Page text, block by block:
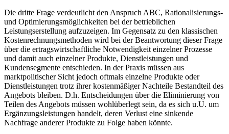
Die dritte Frage verdeutlicht den Anspruch ABC, Rationalisierungs-
und Optimierungs­möglichkeiten bei der betrieblichen
Leistungserstellung aufzuzeigen. Im Gegensatz zu den klassischen
Kostenrechnungsmethoden wird bei der Beantwortung dieser Frage
über die ertragswirtschaftliche Notwendigkeit einzelner Prozesse
und damit auch einzelner Produkte, Dienstleistungen und
Kundensegmente entschieden. In der Praxis müssen aus
marktpolitischer Sicht jedoch oftmals einzelne Produkte oder
Dienstleistungen trotz ihrer kostenmäßiger Nachteile Bestandteil des
Angebots bleiben. D.h. Entscheidungen über die Eliminierung von
Teilen des Angebots müssen wohlüberlegt sein, da es sich u.U. um
Ergänzungsleistungen handelt, deren Verlust eine sinkende
Nachfrage anderer Produkte zu Folge haben könnte.